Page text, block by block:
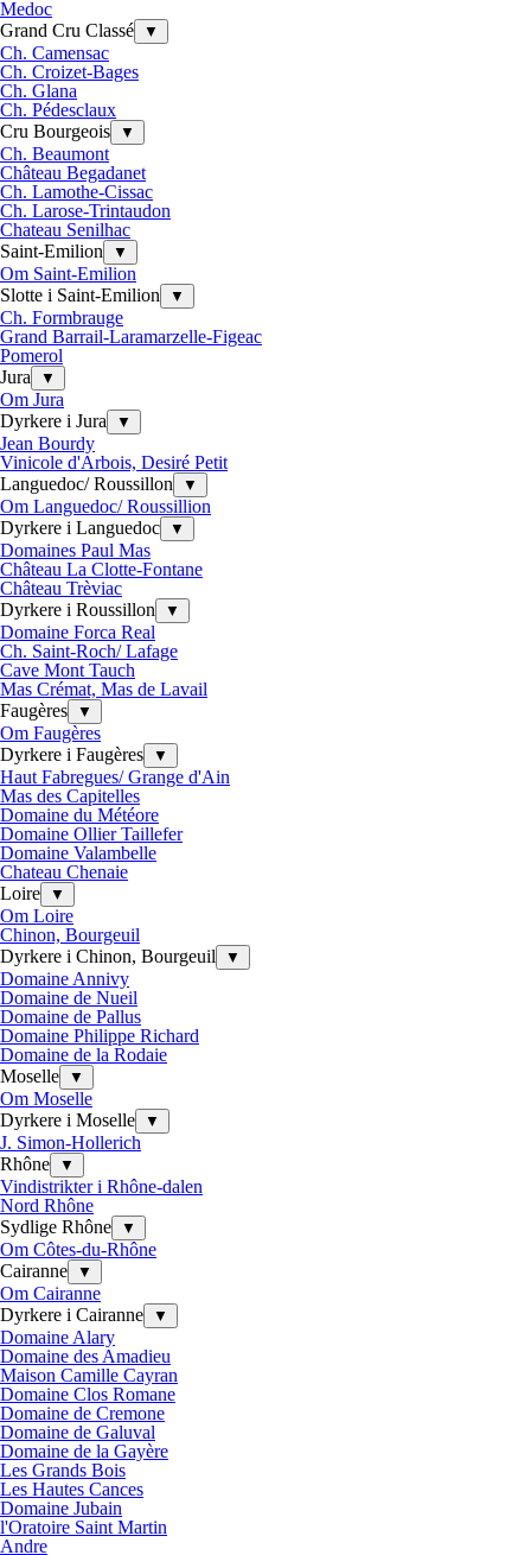
Medoc
Grand Cru Classé
▼
Ch. Camensac
Ch. Croizet-Bages
Ch. Glana
Ch. Pédesclaux
Cru Bourgeois
▼
Ch. Beaumont
Château Begadanet
Ch. Lamothe-Cissac
Ch. Larose-Trintaudon
Chateau Senilhac
Saint-Emilion
▼
Om Saint-Emilion
Slotte i Saint-Emilion
▼
Ch. Formbrauge
Grand Barrail-Laramarzelle-Figeac
Pomerol
Jura
▼
Om Jura
Dyrkere i Jura
▼
Jean Bourdy
Vinicole d'Arbois, Desiré Petit
Languedoc/ Roussillon
▼
Om Languedoc/ Roussillion
Dyrkere i Languedoc
▼
Domaines Paul Mas
Château La Clotte-Fontane
Château Trèviac
Dyrkere i Roussillon
▼
Domaine Forca Real
Ch. Saint-Roch/ Lafage
Cave Mont Tauch
Mas Crémat, Mas de Lavail
Faugères
▼
Om Faugères
Dyrkere i Faugères
▼
Haut Fabregues/ Grange d'Ain
Mas des Capitelles
Domaine du Météore
Domaine Ollier Taillefer
Domaine Valambelle
Chateau Chenaie
Loire
▼
Om Loire
Chinon, Bourgeuil
Dyrkere i Chinon, Bourgeuil
▼
Domaine Annivy
Domaine de Nueil
Domaine de Pallus
Domaine Philippe Richard
Domaine de la Rodaie
Moselle
▼
Om Moselle
Dyrkere i Moselle
▼
J. Simon-Hollerich
Rhône
▼
Vindistrikter i Rhône-dalen
Nord Rhône
Sydlige Rhône
▼
Om Côtes-du-Rhône
Cairanne
▼
Om Cairanne
Dyrkere i Cairanne
▼
Domaine Alary
Domaine des Amadieu
Maison Camille Cayran
Domaine Clos Romane
Domaine de Cremone
Domaine de Galuval
Domaine de la Gayère
Les Grands Bois
Les Hautes Cances
Domaine Jubain
l'Oratoire Saint Martin
Andre